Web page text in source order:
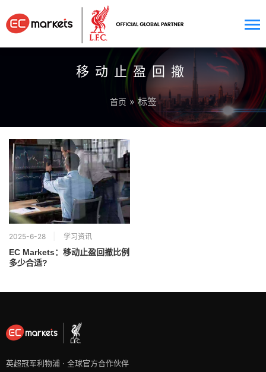
移动止盈回撤
首页 » 标签
2025-6-28 学习资讯
EC Markets：移动止盈回撤比例
多少合适?
英超冠军利物浦 · 全球官方合作伙伴